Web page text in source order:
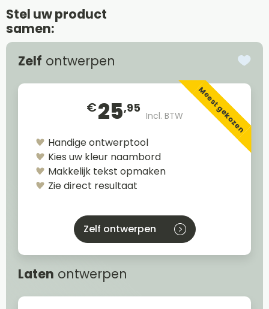
Stel uw product
samen:
Zelf ontwerpen
€25,95
Incl. BTW Meest gekozen
Handige ontwerptool
Kies uw kleur naambord
Makkelijk tekst opmaken
Zie direct resultaat
Zelf ontwerpen
Laten ontwerpen